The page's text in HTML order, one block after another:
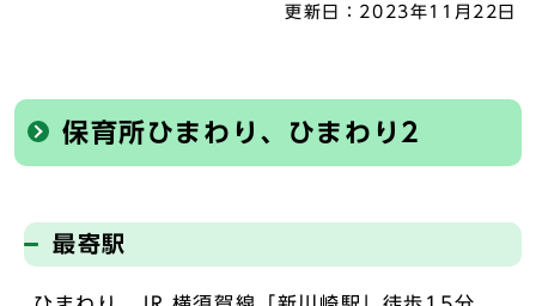
更新日： 2023年11月22日
保育所ひまわり、ひまわり2
最寄駅